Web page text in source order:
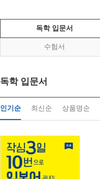
독학 입문서
수험서
독학 입문서
인기순 최신순 상품명순